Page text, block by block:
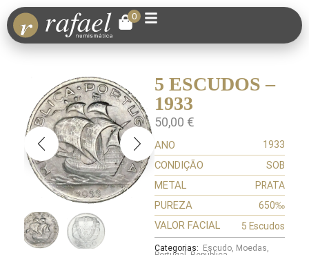
0
5 ESCUDOS –
1933
50,00 €
ANO 1933
CONDIÇÃO SOB
METAL PRATA
PUREZA 650‰
VALOR FACIAL 5 Escudos
Categorias: Escudo, Moedas,